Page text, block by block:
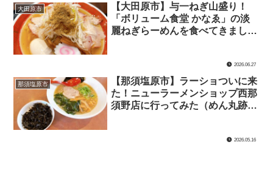
大田原市
【大田原市】与一ねぎ山盛り！
「ボリューム食堂 かなゑ」の淡
麗ねぎらーめんを食べてきまし
2026.06.27
那須塩原市
【那須塩原市】ラーショついに来
た！ニューラーメンショップ西那
須野店に行ってみた（めん丸跡
2026.05.16